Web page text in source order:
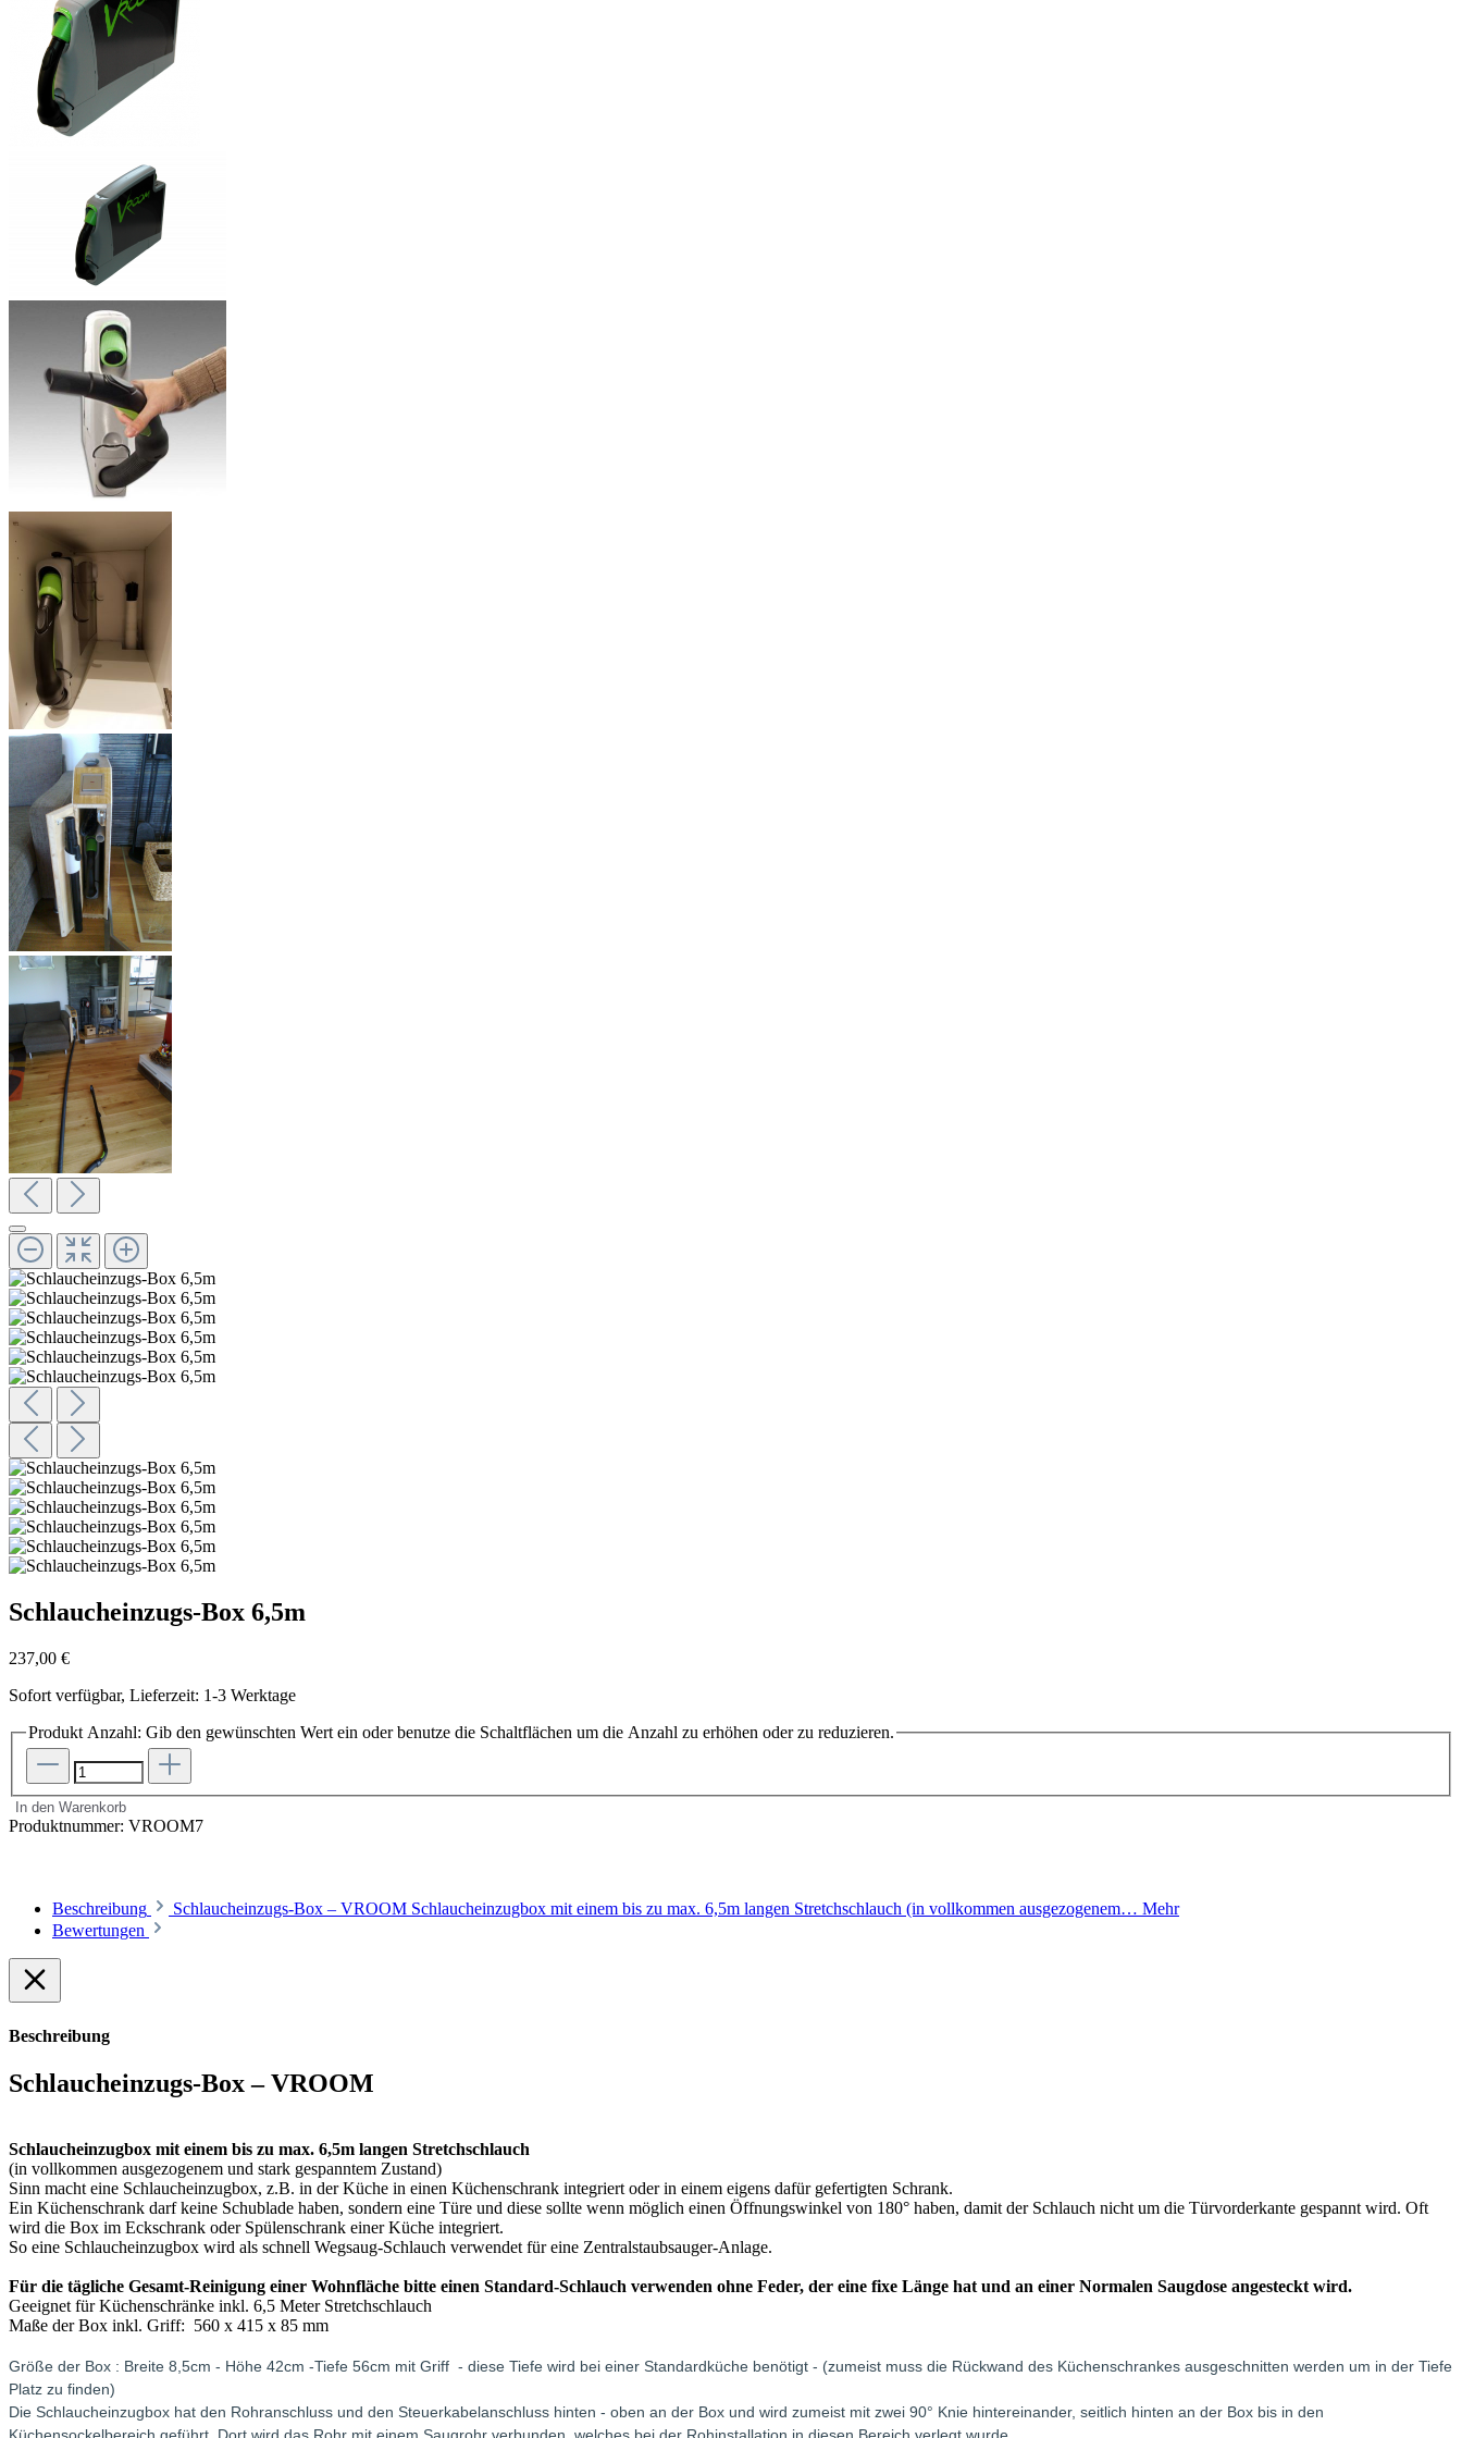
Schlaucheinzugs-Box 6,5m
237,00 €
Sofort verfügbar, Lieferzeit: 1-3 Werktage
Produkt Anzahl: Gib den gewünschten Wert ein oder benutze die Schaltflächen um die Anzahl zu erhöhen oder zu reduzieren.
In den Warenkorb
Produktnummer: VROOM7
Beschreibung Schlaucheinzugs-Box – VROOM Schlaucheinzugbox mit einem bis zu max. 6,5m langen Stretchschlauch (in vollkommen ausgezogenem… Mehr
Bewertungen
Beschreibung
Schlaucheinzugs-Box – VROOM
Schlaucheinzugbox mit einem bis zu max. 6,5m langen Stretchschlauch
(in vollkommen ausgezogenem und stark gespanntem Zustand)
Sinn macht eine Schlaucheinzugbox, z.B. in der Küche in einen Küchenschrank integriert oder in einem eigens dafür gefertigten Schrank.
Ein Küchenschrank darf keine Schublade haben, sondern eine Türe und diese sollte wenn möglich einen Öffnungswinkel von 180° haben, damit der Schlauch nicht um die Türvorderkante gespannt wird. Oft
wird die Box im Eckschrank oder Spülenschrank einer Küche integriert.
So eine Schlaucheinzugbox wird als schnell Wegsaug-Schlauch verwendet für eine Zentralstaubsauger-Anlage.
Für die tägliche Gesamt-Reinigung einer Wohnfläche bitte einen Standard-Schlauch verwenden ohne Feder, der eine fixe Länge hat und an einer Normalen Saugdose angesteckt wird.
Geeignet für Küchenschränke inkl. 6,5 Meter Stretchschlauch
Maße der Box inkl. Griff: 560 x 415 x 85 mm
Größe der Box : Breite 8,5cm - Höhe 42cm -Tiefe 56cm mit Griff - diese Tiefe wird bei einer Standardküche benötigt - (zumeist muss die Rückwand des Küchenschrankes ausgeschnitten werden um in der Tiefe
Platz zu finden)
Die Schlaucheinzugbox hat den Rohranschluss und den Steuerkabelanschluss hinten - oben an der Box und wird zumeist mit zwei 90° Knie hintereinander, seitlich hinten an der Box bis in den